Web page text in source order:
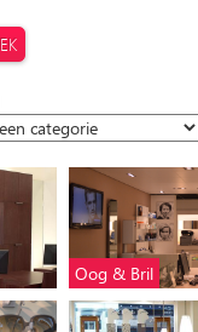
Oog & Bril